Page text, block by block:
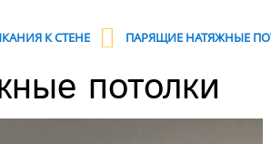
К СТЕНЕ ПАРЯЩИЕ НАТЯЖНЫЕ
потолки